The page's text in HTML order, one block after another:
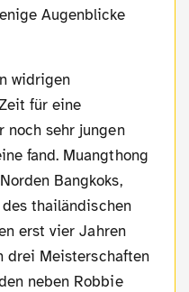
Augenblicke
für eine
noch sehr jungen
fand. Muangthong
Bangkoks,
thailändischen
erst vier Jahren
drei Meisterschaften
neben Robbie